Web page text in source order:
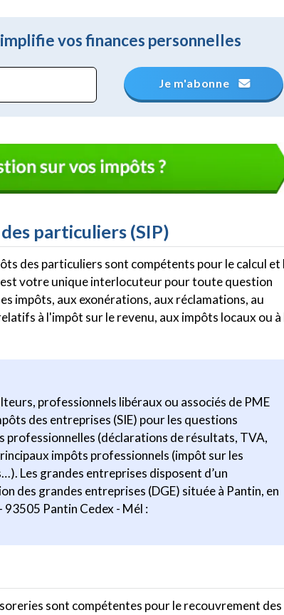
vos finances personnelles
Je m'abonne
particuliers (SIP)
des particuliers sont compétents pour le calcul et
est votre unique interlocuteur pour toute question
impôts, aux exonérations, aux réclamations, au
à l'impôt sur le revenu, aux impôts locaux ou à
professionnels libéraux ou associés de PME
des entreprises (SIE) pour les questions
professionnelles (déclarations de résultats, TVA,
impôts professionnels (impôt sur les
Les grandes entreprises disposent d’un
des grandes entreprises (DGE) située à Pantin, en
93505 Pantin Cedex - Mél :
sont compétentes pour le recouvrement des